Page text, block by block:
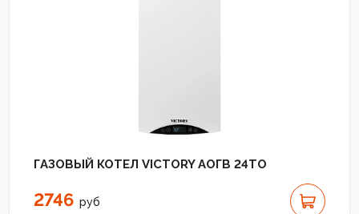
ГАЗОВЫЙ КОТЕЛ VICTORY АОГВ 24TО
2746 руб